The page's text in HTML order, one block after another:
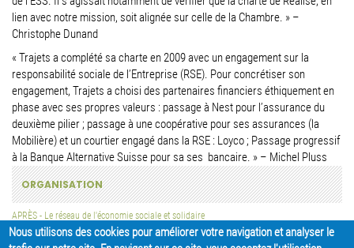
lien avec notre mission, soit alignée sur celle de la Chambre. » –
Christophe Dunand
« Trajets a complété sa charte en 2009 avec un engagement sur la
responsabilité sociale de l’Entreprise (RSE). Pour concrétiser son
engagement, Trajets a choisi des partenaires financiers éthiquement en
phase avec ses propres valeurs : passage à Nest pour l’assurance du
deuxième pilier ; passage à une coopérative pour ses assurances (la
Mobilière) et un courtier engagé dans la RSE : Loyco ; Passage progressif
à la Banque Alternative Suisse pour sa ses bancaire. » – Michel Pluss
ORGANISATION
APRÈS - Le réseau de l'économie sociale et solidaire
Nous utilisons des cookies pour améliorer votre navigation et analyser le